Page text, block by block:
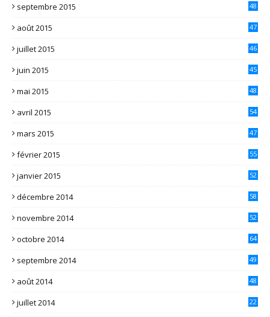
septembre 2015 48
août 2015 47
juillet 2015 46
juin 2015 45
mai 2015 48
avril 2015 54
mars 2015 47
février 2015 55
janvier 2015 52
décembre 2014 58
novembre 2014 52
octobre 2014 64
septembre 2014 49
août 2014 48
juillet 2014 22